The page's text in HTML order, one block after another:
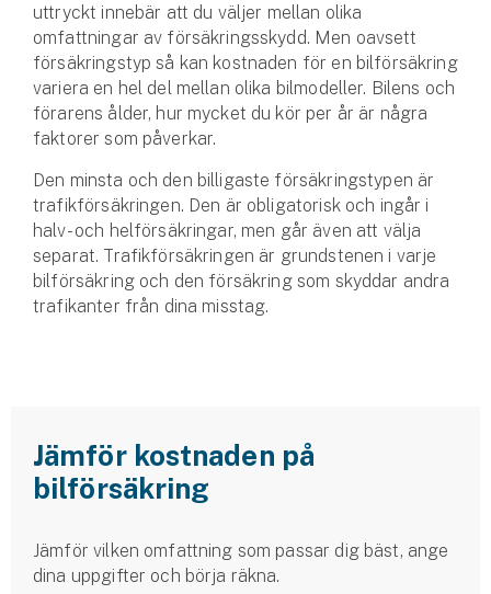
Hundförsäkring
Jakthundsförsäkring
Djurförsäkring
Hem & hus
Hemförsäkring
Hyresrättsförsäkring
Fritidshusförsäkring
Företagsförsäkring
uttryckt innebär att du väljer mellan olika
omfattningar av försäkringsskydd. Men oavsett
försäkringstyp så kan kostnaden för en bilförsäkring
variera en hel del mellan olika bilmodeller. Bilens och
förarens ålder, hur mycket du kör per år är några
faktorer som påverkar.
Den minsta och den billigaste försäkringstypen är
trafikförsäkringen. Den är obligatorisk och ingår i
halv- och helförsäkringar, men går även att välja
separat. Trafikförsäkringen är grundstenen i varje
bilförsäkring och den försäkring som skyddar andra
trafikanter från dina misstag.
Jämför kostnaden på
bilförsäkring
Jämför vilken omfattning som passar dig bäst, ange
dina uppgifter och börja räkna.